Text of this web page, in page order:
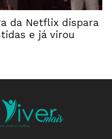
da Netflix dispara
e já virou